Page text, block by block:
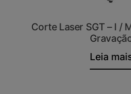
Corte Laser SGT – I /
Leia